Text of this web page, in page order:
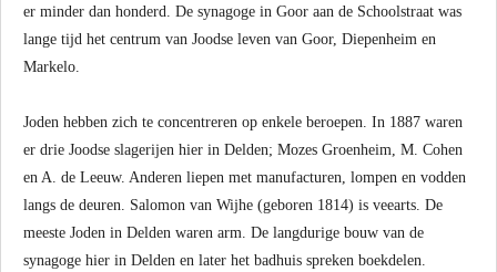
er minder dan honderd. De synagoge in Goor aan de Schoolstraat was
lange tijd het centrum van Joodse leven van Goor, Diepenheim en
Markelo.
Joden hebben zich te concentreren op enkele beroepen. In 1887 waren
er drie Joodse slagerijen hier in Delden; Mozes Groenheim, M. Cohen
en A. de Leeuw. Anderen liepen met manufacturen, lompen en vodden
langs de deuren. Salomon van Wijhe (geboren 1814) is veearts. De
meeste Joden in Delden waren arm. De langdurige bouw van de
synagoge hier in Delden en later het badhuis spreken boekdelen.